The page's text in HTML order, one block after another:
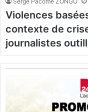
Violences
contexte de
journalistes